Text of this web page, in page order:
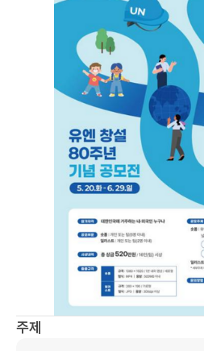
주제